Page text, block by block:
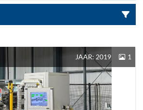
JAAR: 2019 1